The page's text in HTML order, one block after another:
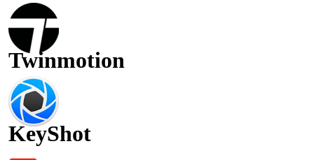
Twinmotion
KeyShot